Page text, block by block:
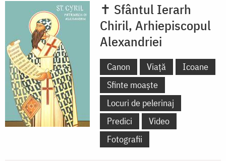
✝ Sfântul Ierarh
Chiril, Arhiepiscopul
Alexandriei
Canon Viață
Icoane
Sfinte moaște
Locuri de pelerinaj
Predici
Video
Fotografii